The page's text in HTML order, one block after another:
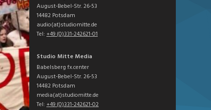
August-Bebel-Str. 26-53
14482 Potsdam
audio(at)studiomitte.de
Tel: +49 (0)331-242621-01
Studio Mitte Media
Babelsberg fx.center
August-Bebel-Str. 26-53
14482 Potsdam
media(at)studiomitte.de
Tel: +49 (0)331-242621-02